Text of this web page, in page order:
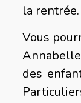
la rentrée.
Vous
des